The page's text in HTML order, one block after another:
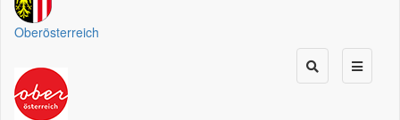
Oberösterreich